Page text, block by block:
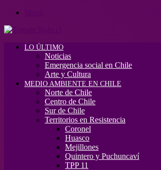
LO ÚLTIMO
Noticias
Emergencia social en Chile
Arte y Cultura
MEDIO AMBIENTE EN CHILE
Norte de Chile
Centro de Chile
Sur de Chile
Territorios en Resistencia
Coronel
Huasco
Mejillones
Quintero y Puchuncaví
TPP 11